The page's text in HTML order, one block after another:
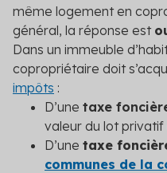
même logement en
général, la réponse est
Dans un immeuble
copropriétaire doit
impôts :
D’une taxe
valeur du lot privatif
D’une taxe
communes de la